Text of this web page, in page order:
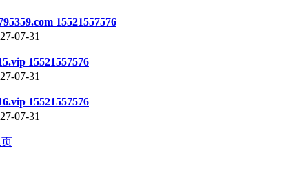
15521557576
07-31
15521557576
07-31
15521557576
07-31
页